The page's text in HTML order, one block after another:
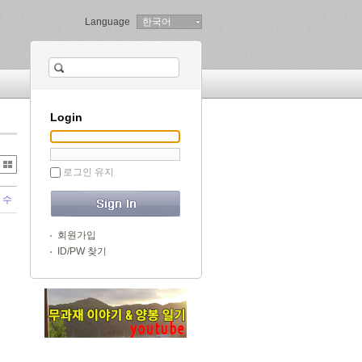
Language 한국어
Login
로그인 유지
회원가입
ID/PW 찾기
수